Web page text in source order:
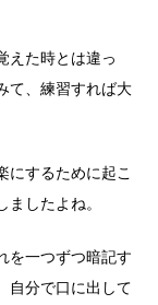
えた時とは違っ
て、練習すれば大
にするために起こ
したよね。
を一つずつ暗記す
自分で口に出して